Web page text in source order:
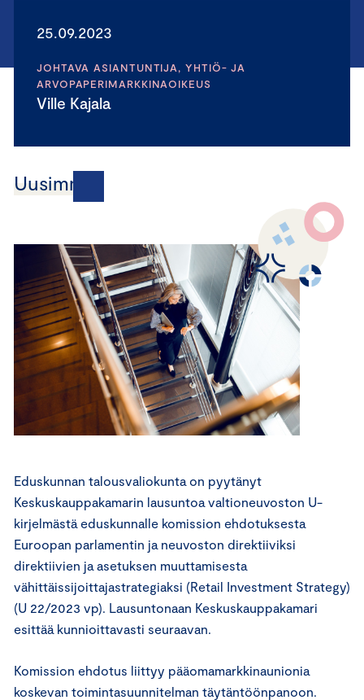
25.09.2023
JOHTAVA ASIANTUNTIJA, YHTIÖ- JA
ARVOPAPERIMARKKINAOIKEUS
Ville Kajala
Uusimmat
Eduskunnan talousvaliokunta on pyytänyt
Keskuskauppakamarin lausuntoa valtioneuvoston U-
kirjelmästä eduskunnalle komission ehdotuksesta
Euroopan parlamentin ja neuvoston direktiiviksi
direktiivien ja asetuksen muuttamisesta
vähittäissijoittajastrategiaksi (Retail Investment Strategy)
(U 22/2023 vp). Lausuntonaan Keskuskauppakamari
esittää kunnioittavasti seuraavan.
Komission ehdotus liittyy pääomamarkkinaunionia
koskevan toimintasuunnitelman täytäntöönpanoon.